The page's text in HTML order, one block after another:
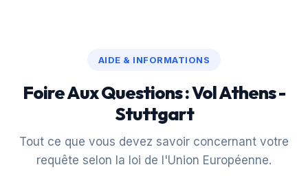
AIDE & INFORMATIONS
Foire Aux Questions : Vol Athens -
Stuttgart
Tout ce que vous devez savoir concernant votre
requête selon la loi de l'Union Européenne.